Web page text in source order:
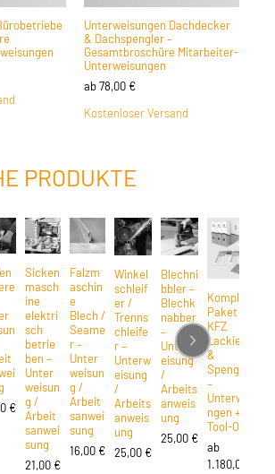
Unterweisungen Dachdecker
& Dachspengler –
Gesamtbroschüre Mitarbeiter-
Unterweisungen
ab78,00 €
Kostenloser Versand
PRODUKTE
€
Sicken
masch
ine
elektri
sch
betrie
ben –
Unter
weisun
g /
Arbeit
sanwei
sung
21,00 €
Falzm
aschin
e
Blech /
Seame
r –
Unter
weisun
g /
Arbeit
sanwei
sung
16,00 €
Winkel
schleif
er /
Trenns
chleife
r –
Unterw
eisung
/
Arbeits
anweis
ung
25,00 €
Blechni
bbler –
Blechk
nabber
–
Unterw
eisung
/
Arbeits
anweis
ung
25,00 €
Komplett-
Paket für
KFZ
Lackiererei
&
Spenglerei
–
Unterweisu
ngen +
Tool-Ordner
ab
1.180,00